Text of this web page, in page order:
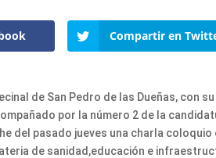
Compartir en
de San Pedro de las Dueñas, con
por la número 2 de la
del pasado jueves una charla
de sanidad,educación e